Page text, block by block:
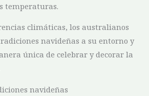
temperaturas.
climáticas, los​ australianos
navideñas a ‌su entorno y
única ‌de celebrar⁤ y⁢ decorar la
navideñas